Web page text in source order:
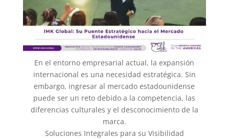
En el entorno empresarial actual, la expansión
internacional es una necesidad estratégica. Sin
embargo, ingresar al mercado estadounidense
puede ser un reto debido a la competencia, las
diferencias culturales y el desconocimiento de la
marca.
Soluciones Integrales para su Visibilidad